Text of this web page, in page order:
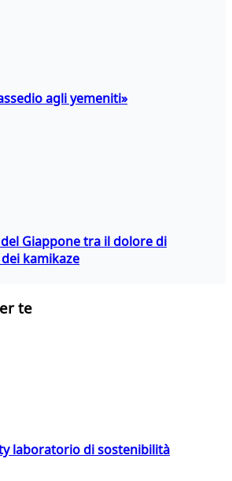
agli yemeniti»
Giappone tra il dolore di
kamikaze
te
laboratorio di sostenibilità